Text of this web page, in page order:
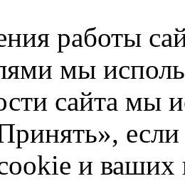
работы
мы
сайта мы
если
и